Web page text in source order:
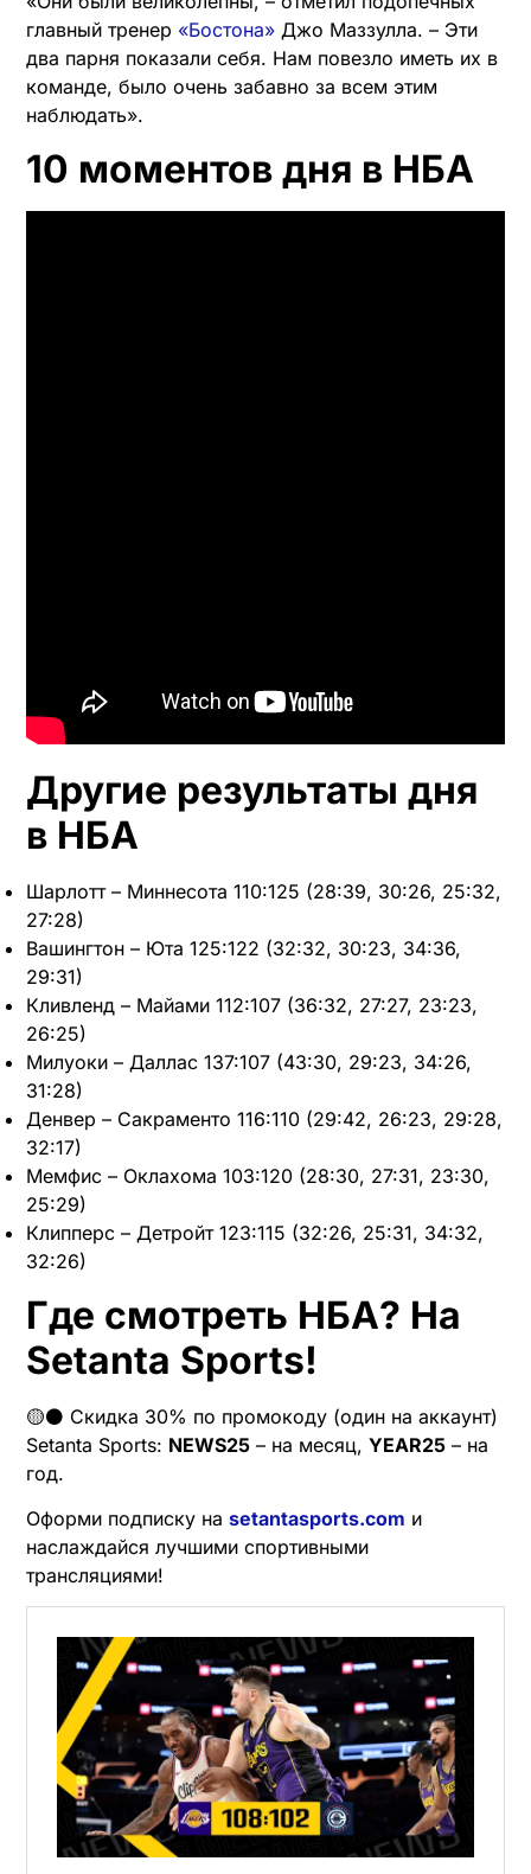
главный тренер «Бостона» Джо Маззулла. – Эти
два парня показали себя. Нам повезло иметь их в
команде, было очень забавно за всем этим
наблюдать».
10 моментов дня в НБА
Другие результаты дня
в НБА
Шарлотт – Миннесота 110:125 (28:39, 30:26, 25:32,
27:28)
Вашингтон – Юта 125:122 (32:32, 30:23, 34:36,
29:31)
Кливленд – Майами 112:107 (36:32, 27:27, 23:23,
26:25)
Милуоки – Даллас 137:107 (43:30, 29:23, 34:26,
31:28)
Денвер – Сакраменто 116:110 (29:42, 26:23, 29:28,
32:17)
Мемфис – Оклахома 103:120 (28:30, 27:31, 23:30,
25:29)
Клипперс – Детройт 123:115 (32:26, 25:31, 34:32,
32:26)
Где смотреть НБА? На
Setanta Sports!
🟡⚫️ Скидка 30% по промокоду (один на аккаунт)
Setanta Sports: NEWS25 – на месяц, YEAR25 – на
год.
Оформи подписку на setantasports.com и
наслаждайся лучшими спортивными
трансляциями!